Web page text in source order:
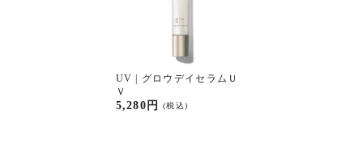
UV | グロウデイセラムＵ
Ｖ
(税込)
5,280円